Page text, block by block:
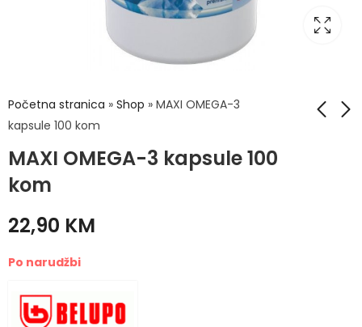
Početna stranica » Shop » MAXI OMEGA-3
kapsule 100 kom
MAXI OMEGA-3 kapsule 100
kom
Body Držim liniju
Ego Deo soft krema
22,90 KM
Po narudžbi